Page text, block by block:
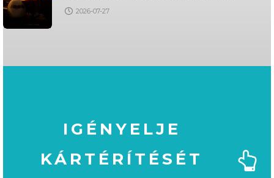
2026-07-27
IGÉNYELJE
KÁRTÉRÍTÉSÉT